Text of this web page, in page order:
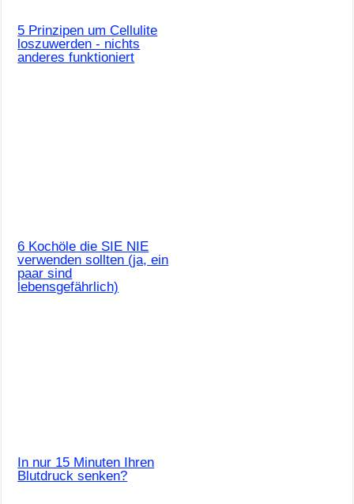
5 Prinzipen um Cellulite
loszuwerden - nichts
anderes funktioniert
6 Kochöle die SIE NIE
verwenden sollten (ja, ein
paar sind
lebensgefährlich)
In nur 15 Minuten Ihren
Blutdruck senken?